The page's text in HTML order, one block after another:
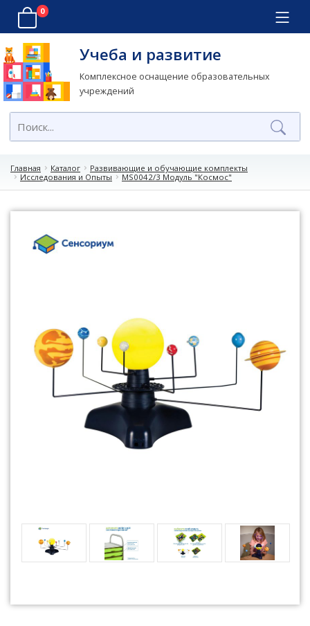
0
Учеба и развитие
Комплексное оснащение образовательных
учреждений
Главная Каталог
Развивающие и обучающие комплекты
Исследования и Опыты
MS0042/3 Модуль "Космос"